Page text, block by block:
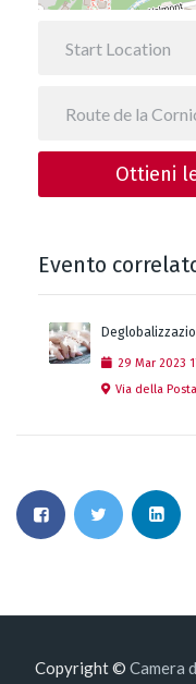
Ottieni
Evento
29 Mar 2023
Via della
Copyright © Camera